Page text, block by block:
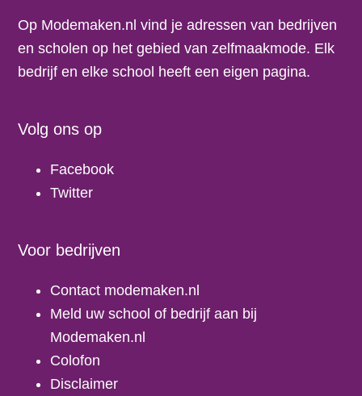
Op Modemaken.nl vind je adressen van bedrijven
en scholen op het gebied van zelfmaakmode. Elk
bedrijf en elke school heeft een eigen pagina.
Volg ons op
Facebook
Twitter
Voor bedrijven
Contact modemaken.nl
Meld uw school of bedrijf aan bij
Modemaken.nl
Colofon
Disclaimer